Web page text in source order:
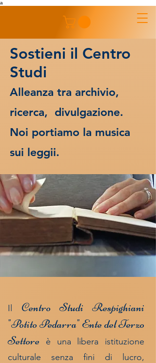
a
Sostieni il Centro
Studi
Alleanza tra archivio,
ricerca, divulgazione.
Noi portiamo la musica
sui leggii.
Il Centro Studi Respighiani
"Potito Pedarra" Ente del Terzo
Settore è una libera istituzione
culturale senza fini di lucro,